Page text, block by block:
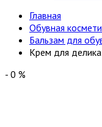
Главная
Обувная
Бальзам для
Крем для
- 0 %